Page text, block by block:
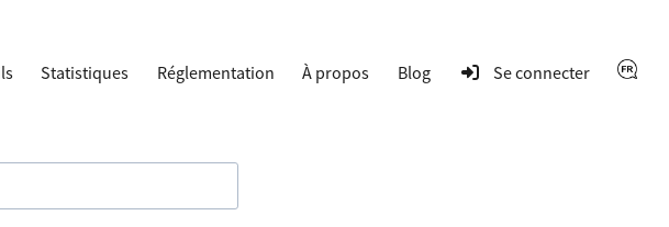
Statistiques Réglementation À propos Blog Se connecter